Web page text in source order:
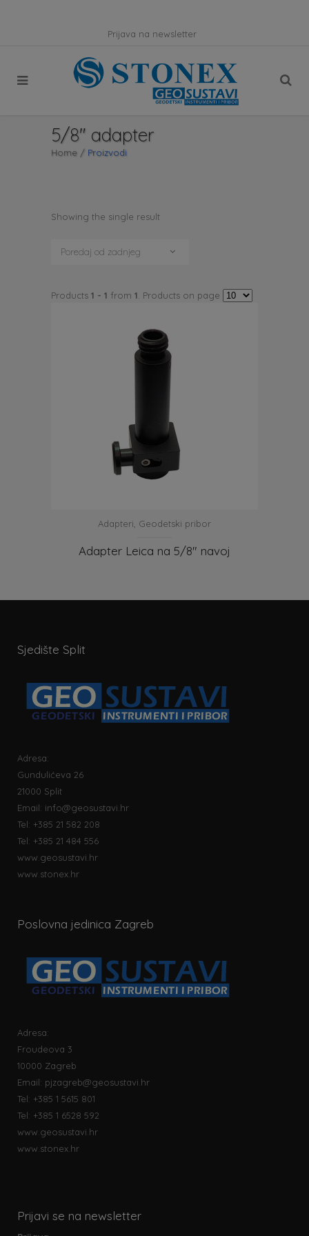
Prijava na newsletter
5/8" adapter
Home / Proizvodi
Showing the single result
Poredaj od zadnjeg
Products 1 - 1 from 1 . Products on page
Adapteri Geodetski pribor
Adapter Leica na 5/8″ navoj
Sjedište Split
Adresa:
Gundulićeva 26
21000 Split
Email: info@geosustavi.hr
Tel: +385 21 582 208
Tel: +385 21 484 556
www.geosustavi.hr
www.stonex.hr
Poslovna jedinica Zagreb
Adresa:
Froudeova 3
10000 Zagreb
Email: pjzagreb@geosustavi.hr
Tel: +385 1 5615 801
Tel: +385 1 6528 592
www.geosustavi.hr
www.stonex.hr
Prijavi se na newsletter